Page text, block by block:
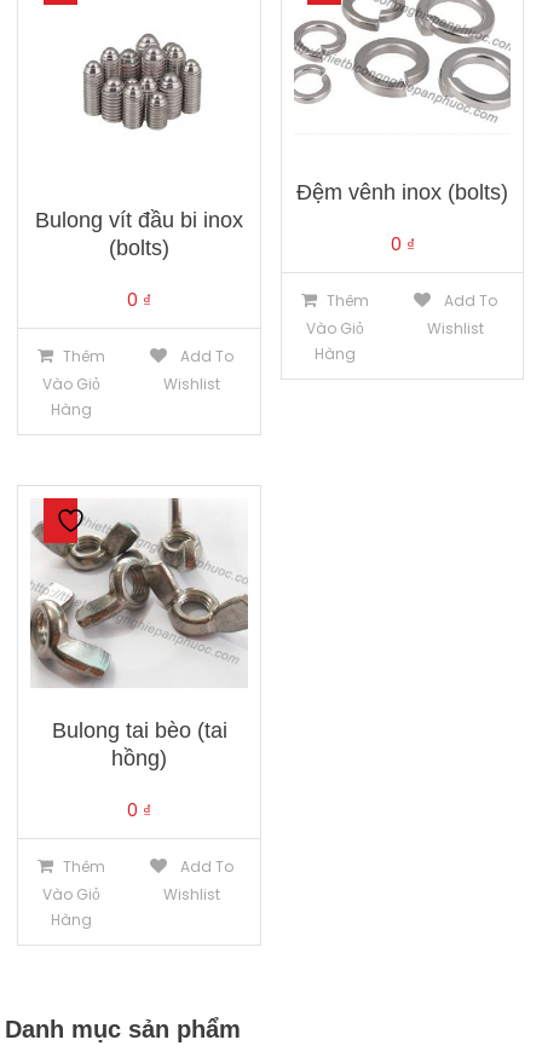
Bulong vít đầu bi inox
(bolts)
0 ₫
Thêm
Vào Giỏ
Hàng
Add To
Wishlist
Đệm vênh inox (bolts)
0 ₫
Thêm
Vào Giỏ
Hàng
Add To
Wishlist
Bulong tai bèo (tai
hồng)
0 ₫
Thêm
Vào Giỏ
Hàng
Add To
Wishlist
Danh mục sản phẩm